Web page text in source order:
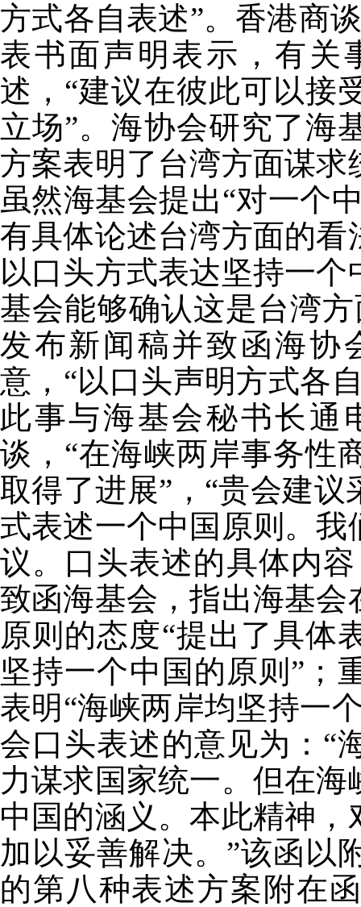
方式各自表述”。香港商
表书面声明表示，有关
述，“建议在彼此可以接
立场”。海协会研究了海
方案表明了台湾方面谋
虽然海基会提出“对一个
有具体论述台湾方面的
以口头方式表达坚持一
基会能够确认这是台湾
发布新闻稿并致函海协
意，“以口头声明方式各
此事与海基会秘书长通
谈，“在海峡两岸事务性
取得了进展”，“贵会建
式表述一个中国原则。
议。口头表述的具体内
致函海基会，指出海基
原则的态度“提出了具体
坚持一个中国的原则”；
表明“海峡两岸均坚持一
会口头表述的意见为：“
力谋求国家统一。但在
中国的涵义。本此精神
加以妥善解决。”该函以
的第八种表述方案附在